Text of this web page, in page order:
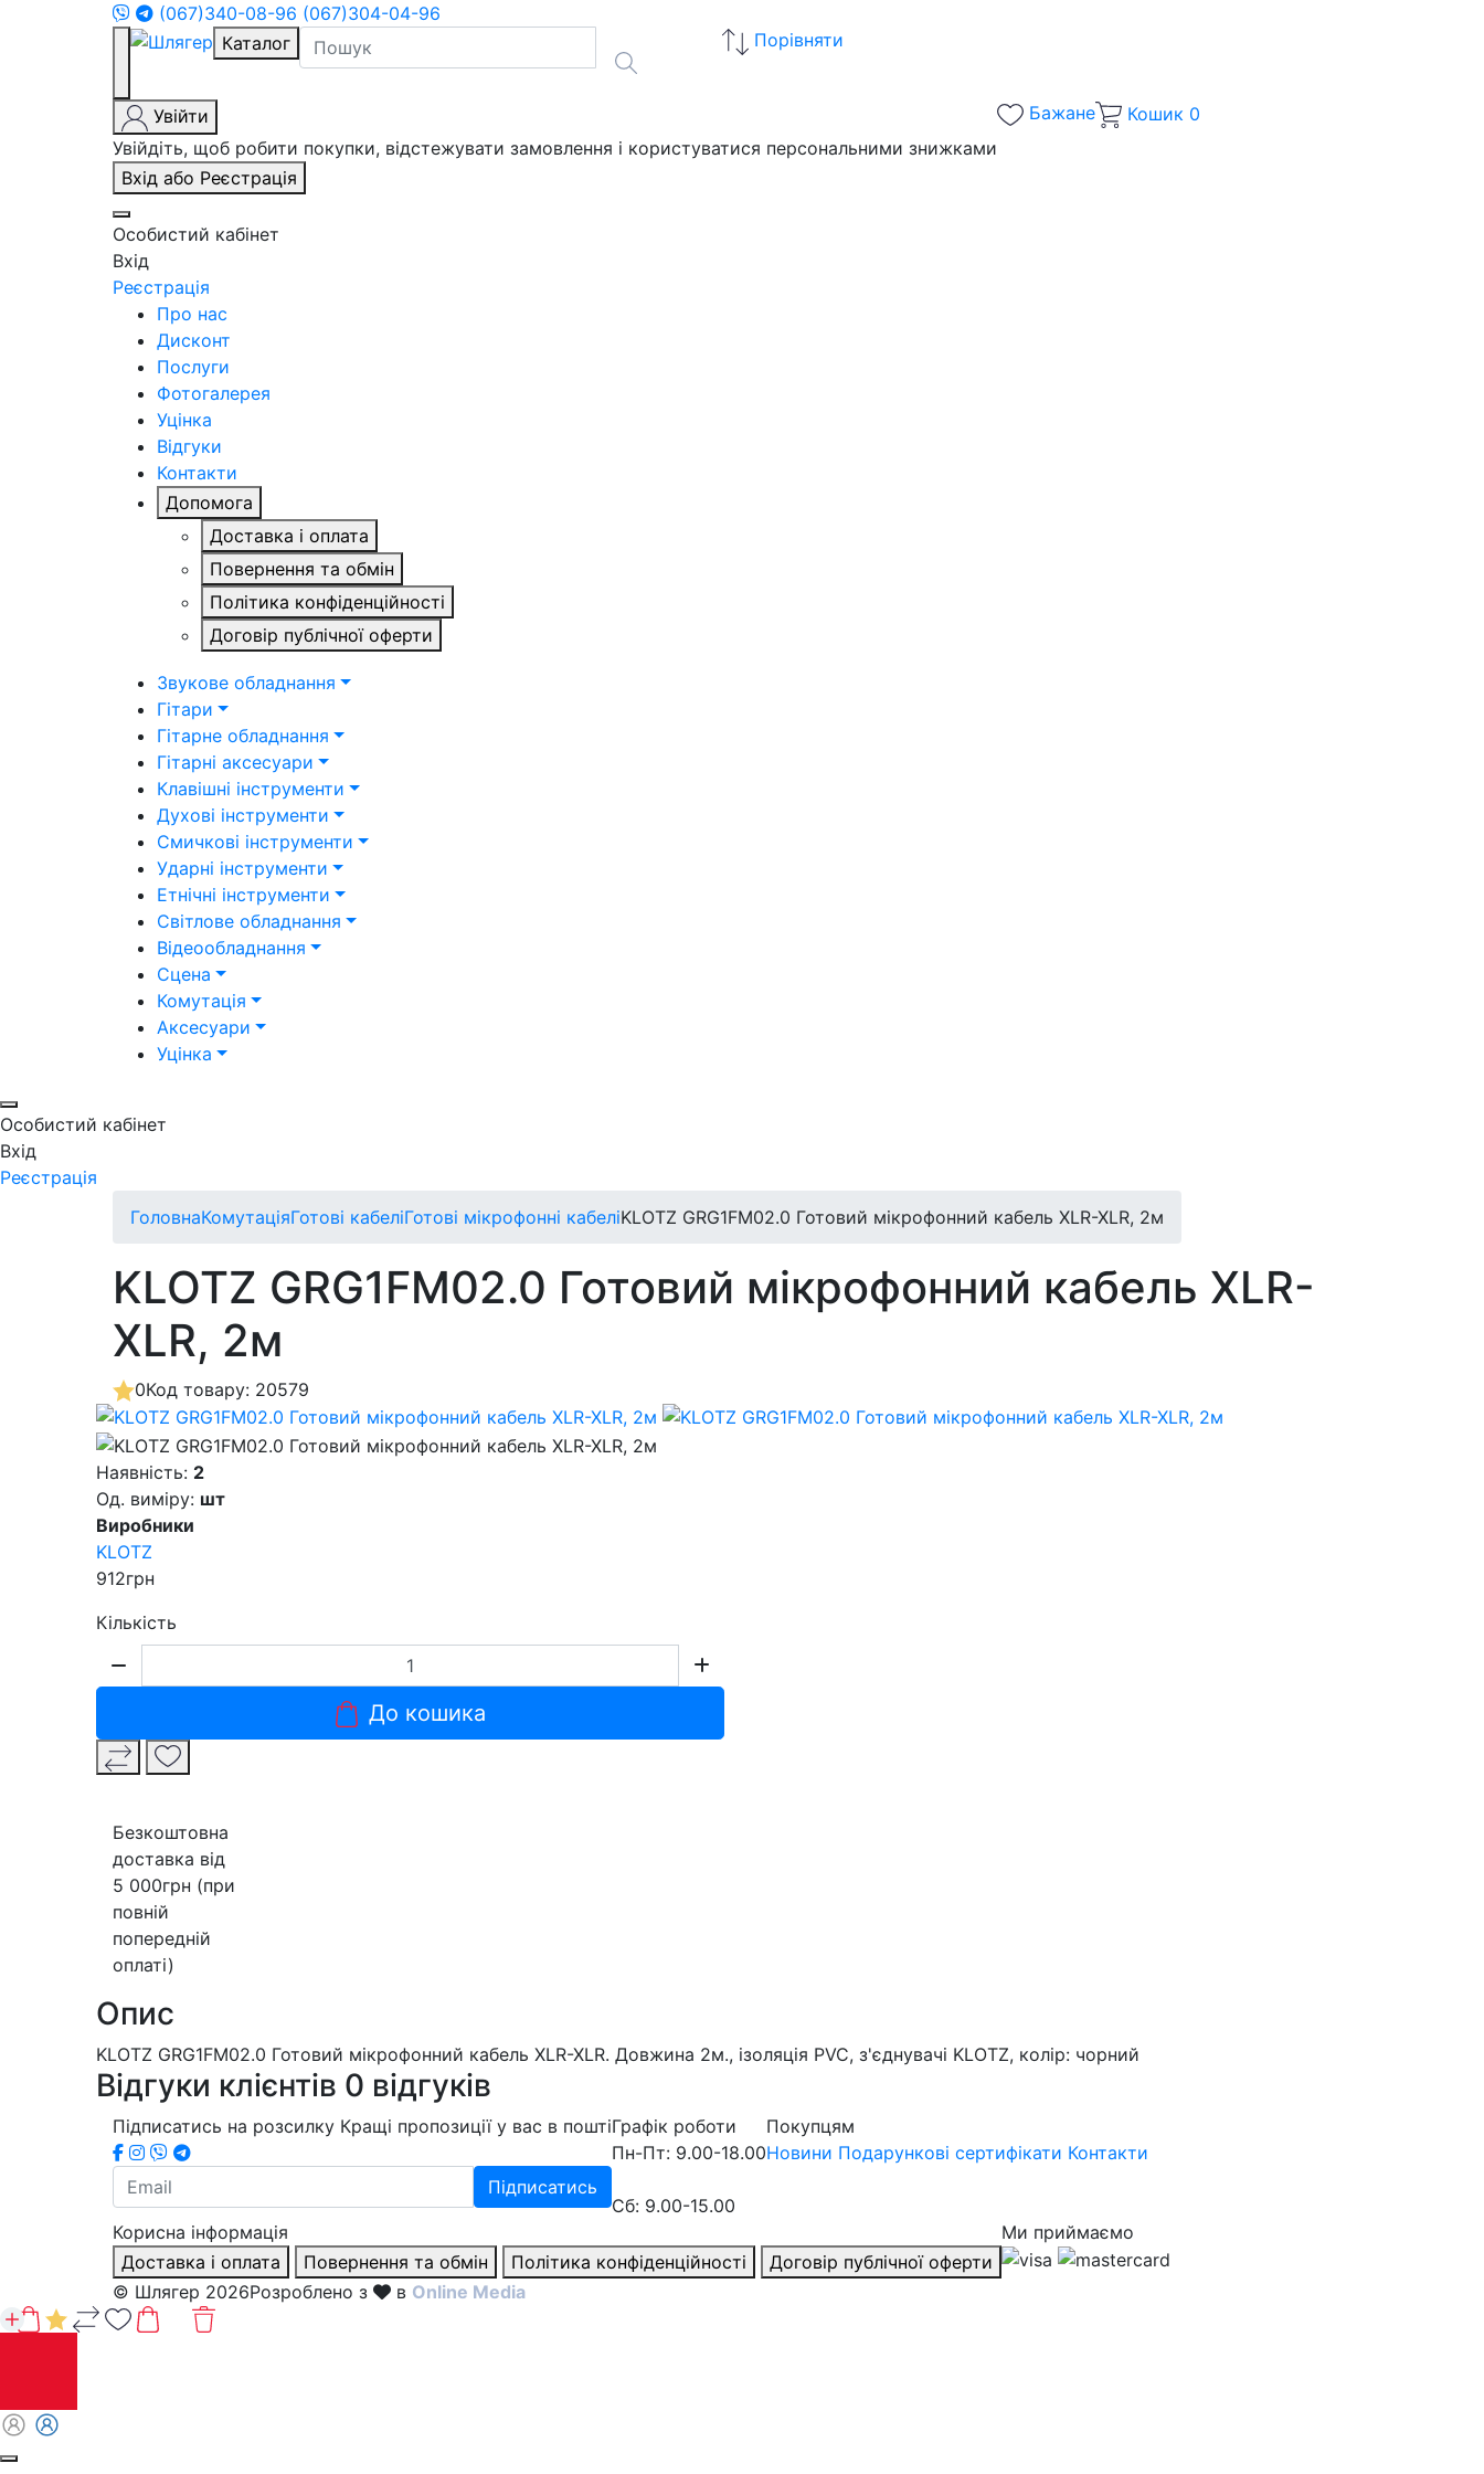
(067)340-08-96 (067)304-04-96
Каталог
Порівняти
Увійти
Увійдіть, щоб робити покупки, відстежувати замовлення і користуватися персональними знижками
Вхід або Реєстрація
Особистий кабінет
Вхід
Реєстрація
Бажане Кошик 0
Про нас
Дисконт
Послуги
Фотогалерея
Уцінка
Відгуки
Контакти
Допомога
Доставка і оплата
Повернення та обмін
Політика конфіденційності
Договір публічної оферти
Звукове обладнання
Гітари
Гітарне обладнання
Гітарні аксесуари
Клавішні інструменти
Духові інструменти
Смичкові інструменти
Ударні інструменти
Етнічні інструменти
Світлове обладнання
Відеообладнання
Сцена
Комутація
Аксесуари
Уцінка
Особистий кабінет
Вхід
Реєстрація
ГоловнаКомутаціяГотові кабеліГотові мікрофонні кабеліKLOTZ GRG1FM02.0 Готовий мікрофонний кабель XLR-XLR, 2м
KLOTZ GRG1FM02.0 Готовий мікрофонний кабель XLR-
XLR, 2м
0Код товару: 20579
Наявність: 2
Од. виміру: шт
Виробники
KLOTZ
912грн
Кількість
До кошика
Безкоштовна
доставка від
5 000грн (при
повній
попередній
оплаті)
Опис
KLOTZ GRG1FM02.0 Готовий мікрофонний кабель XLR-XLR. Довжина 2м., ізоляція PVC, з'єднувачі KLOTZ, колір: чорний
Відгуки клієнтів 0 відгуків
Підписатись на розсилку Кращі пропозиції у вас в пошті
Підписатись
Графік роботи
Пн-Пт: 9.00-18.00
Сб: 9.00-15.00
Покупцям
Новини Подарункові сертифікати Контакти
Корисна інформація
Доставка і оплата
Повернення та обмін Політика конфіденційності Договір публічної оферти
Ми приймаємо
© Шлягер 2026Розроблено з в Online Media